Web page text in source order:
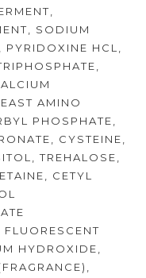
SODIUM
HCL,
AMINO
PHOSPHATE,
CYSTEINE,
TREHALOSE,
CETYL
HYDROXIDE,